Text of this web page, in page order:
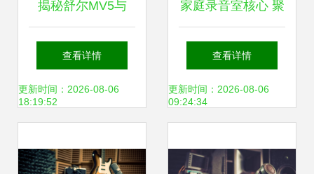
揭秘舒尔MV5与
MV51 录音制作背
后的设计灵感
查看详情
更新时间：2026-08-06
18:19:52
家庭录音室核心 聚
焦显示器旁的麦克
风
查看详情
更新时间：2026-08-06
09:24:34